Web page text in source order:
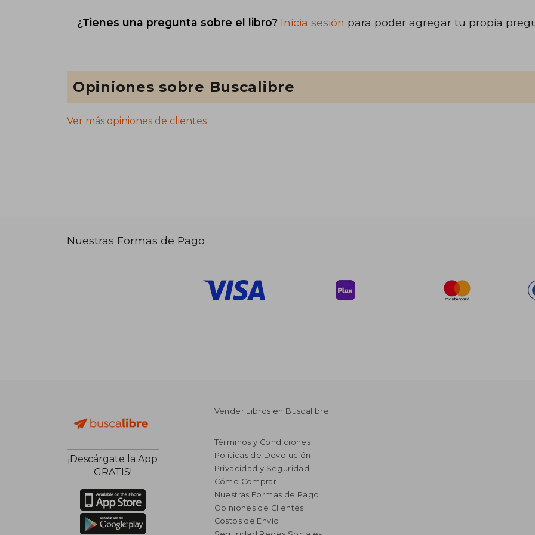
¿Tienes una pregunta sobre el libro? Inicia sesión para poder agregar tu propia
Opiniones sobre Buscalibre
Ver más opiniones de clientes
Nuestras Formas de Pago
¡Descárgate la App
GRATIS!
Vender Libros en Buscalibre
Términos y Condiciones
Políticas de Devolución
Privacidad y Seguridad
Cómo Comprar
Nuestras Formas de Pago
Opiniones de Clientes
Costos de Envío